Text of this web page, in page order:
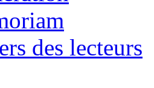
des lecteurs